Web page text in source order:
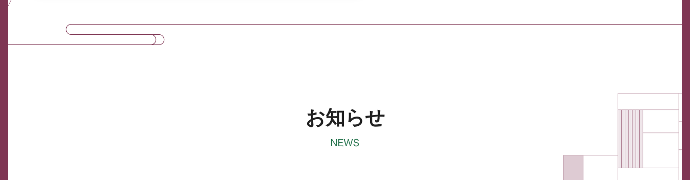
お知らせ